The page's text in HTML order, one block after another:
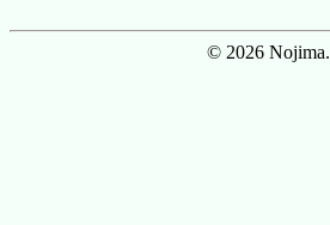
© 2026 Nojima.